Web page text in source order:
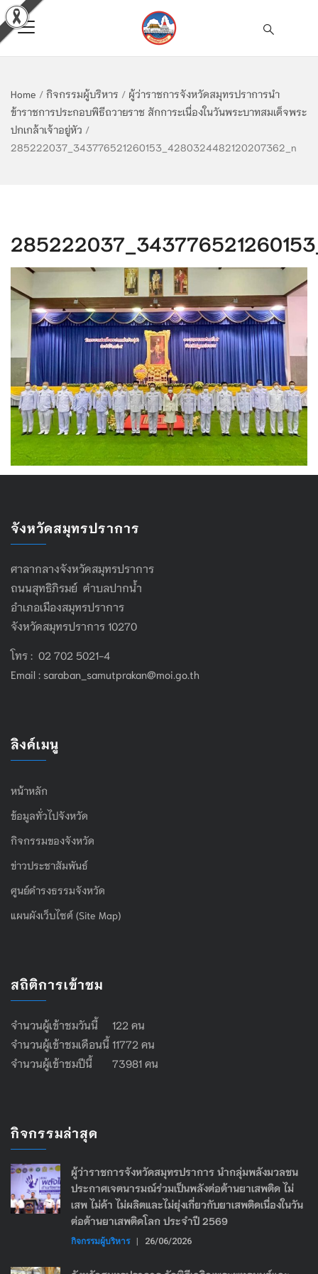
Home / กิจกรรมผู้บริหาร / ผู้ว่าราชการจังหวัดสมุทรปราการนำ
ข้าราชการประกอบพิธีถวายราช สักการะเนื่องในวันพระบาทสมเด็จพระ
ปกเกล้าเจ้าอยู่หัว /
285222037_343776521260153_4280324482120207362_n
จังหวัดสมุทรปราการ
ศาลากลางจังหวัดสมุทรปราการ
ถนนสุทธิภิรมย์ ตำบลปากน้ำ
อำเภอเมืองสมุทรปราการ
จังหวัดสมุทรปราการ 10270
โทร : 02 702 5021-4
Email : saraban_samutprakan@moi.go.th
ลิงค์เมนู
หน้าหลัก
ข้อมูลทั่วไปจังหวัด
กิจกรรมของจังหวัด
ข่าวประชาสัมพันธ์
ศูนย์ดำรงธรรมจังหวัด
แผนผังเว็บไซต์ (Site Map)
สถิติการเข้าชม
จำนวนผู้เข้าชมวันนี้ 122 คน
จำนวนผู้เข้าชมเดือนนี้ 11772 คน
จำนวนผู้เข้าชมปีนี้ 73981 คน
กิจกรรมล่าสุด
ผู้ว่าราชการจังหวัดสมุทรปราการ นำกลุ่มพลังมวลชน
ประกาศเจตนารมณ์ร่วมเป็นพลังต่อต้านยาเสพติด ไม่
เสพ ไม่ค้า ไม่ผลิตและไม่ยุ่งเกี่ยวกับยาเสพติดเนื่องในวัน
ต่อต้านยาเสพติดโลก ประจำปี 2569
กิจกรรมผู้บริหาร | 26/06/2026